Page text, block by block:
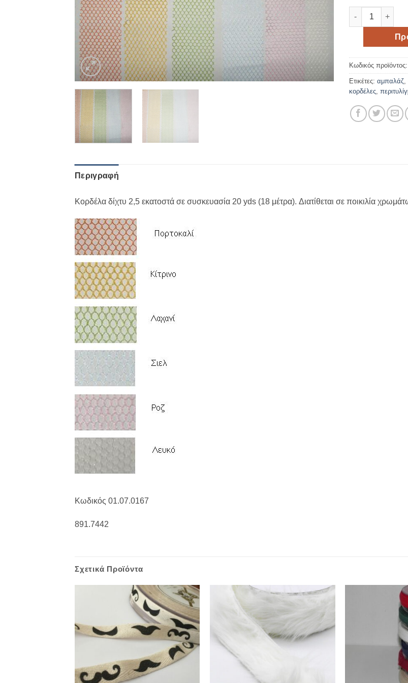
Δίχτυ
Κωδικός προϊόντος:
Ετικέτες: αμπαλάζ
κορδέλες
Περιγραφή
Κορδέλα δίχτυ 2,5 εκατοστά σε συσκευασία 20 yds (18 μέτρα). Διατίθεται σε ποικιλία
Κωδικός 01.07.0167
891.7442
Σχετικά Προϊόντα